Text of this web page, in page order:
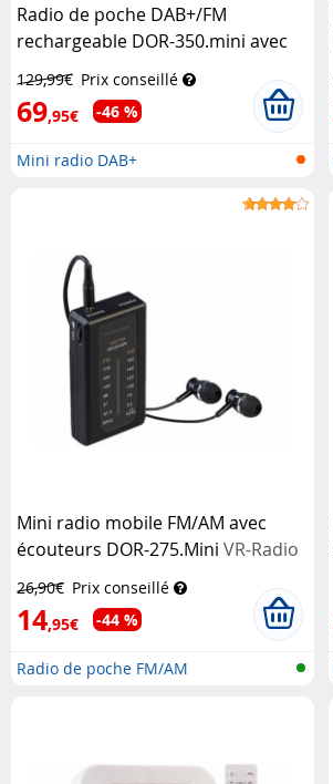
Radio de poche DAB+/FM
rechargeable DOR-350.mini avec
écouteurs
VR-Radio
129,99€ Prix conseillé
69,95€ -46 %
Mini radio DAB+
Mini radio mobile FM/AM avec
écouteurs DOR-275.Mini VR-Radio
26,90€ Prix conseillé
14,95€ -44 %
Radio de poche FM/AM